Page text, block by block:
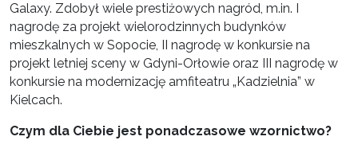
Galaxy. Zdobył wiele prestiżowych nagród, m.in. I
nagrodę za projekt wielorodzinnych budynków
mieszkalnych w Sopocie, II nagrodę w konkursie na
projekt letniej sceny w Gdyni-Orłowie oraz III nagrodę w
konkursie na modernizację amfiteatru „Kadzielnia” w
Kielcach.
Czym dla Ciebie jest ponadczasowe wzornictwo?